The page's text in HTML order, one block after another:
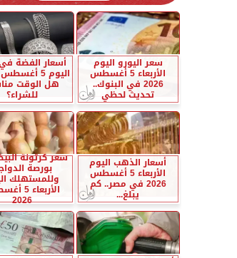
سعر اليورو اليوم
الأربعاء 5 أغسطس
2026 في البنوك..
تحديث لحظي
أسعار الفضة
هل الوقت
للشراء؟
أسعار الذهب اليوم
الأربعاء 5 أغسطس
2026 في مصر.. كم
يبلغ...
سعر كرتونة
بورصة
وللمستهلك
2026